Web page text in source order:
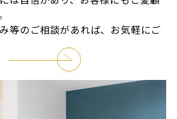
等のご相談があれば、お気軽にご